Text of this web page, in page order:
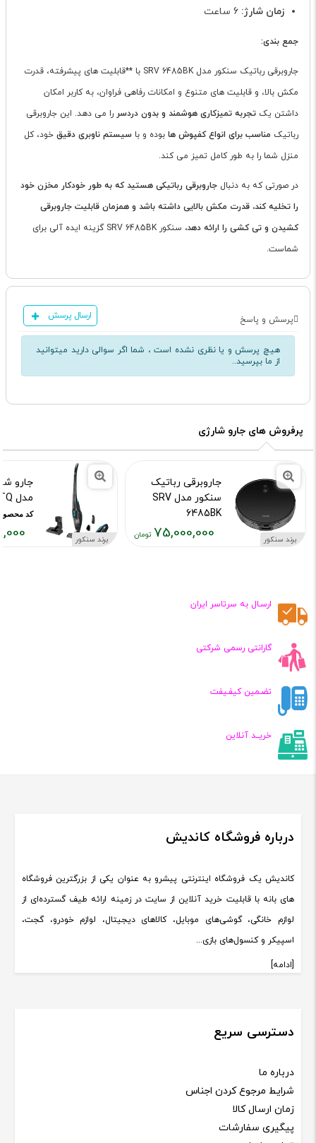
زمان شارژ:
جمع بندی:
جاروبرقی رباتیک سنکور مدل SRV 6485BK با **قابلیت های پیشرفته، قدرت
مکش بالا، و قابلیت های متنوع و امکانات رفاهی فراوان، به کاربر امکان
داشتن یک تجربه تمیزکاری هوشمند و بدون دردسر را می دهد. این جاروبرقی
رباتیک مناسب برای انواع کفپوش ها بوده و با سیستم ناوبری دقیق خود، کل
منزل شما را به طور کامل تمیز می کند.
در صورتی که به دنبال جاروبرقی رباتیکی هستید که به طور خودکار مخزن خود
را تخلیه کند، قدرت مکش بالایی داشته باشد و همزمان قابلیت جاروبرقی
کشیدن و تی کشی را ارائه دهد،
سنکور SRV 6485BK گزینه ایده آلی برای
شماست.
پرسش و پاسخ ارسال پرسش
هیچ پرسش و یا نظری نشده است ، شما اگر سوالی دارید میتوانید
از ما بپرسید..
پرفروش های جارو شارژی
برند سنکور
جاروبرقی رباتیک
سنکور مدل SRV
6485BK
کد محصول :11838360
75,000,000 برند سنکور
جارو
مدل SVC 7822 TQ
کد محصول
ارسـال به سرتاسر ایران
گارانتی رسمی شرکتی
تضـمین کیفـیفت
خریــد آنلاین
درباره فروشگاه کاندیش
کاندیش یک فروشگاه اینترنتی پیشرو به عنوان یکی از بزرگترین فروشگاه
های بانه با قابلیت خرید آنلاین از سایت در زمینه ارائه طیف گسترده‌ای از
لوازم خانگی، گوشی‌های موبایل، کالاهای دیجیتال، لوازم خودرو، گجت،
اسپیکر و کنسول‌های بازی...
[ادامه]
دسترسی سریع
درباره ما
شرایط مرجوع کردن اجناس
زمان ارسال کالا
پیگیری سفارشات